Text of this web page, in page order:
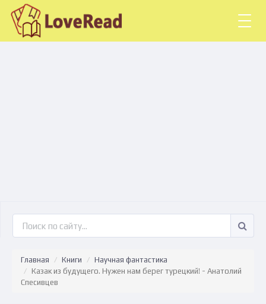
Главная Книги
Научная фантастика
Казак из будущего. Нужен нам берег турецкий! - Анатолий
Спесивцев